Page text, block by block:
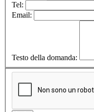
Tel:
Email:
Testo della domanda: